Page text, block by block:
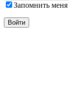
Запомнить меня